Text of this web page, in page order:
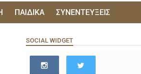
ΠΑΙΔΙΚΑ ΣΥΝΕΝΤΕΥΞΕΙΣ
SOCIAL WIDGET